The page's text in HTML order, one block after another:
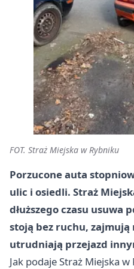
FOT. Straż Miejska w Rybniku
Porzucone auta
ulic i osiedli. Straż
dłuższego czasu usuwa
stoją bez ruchu,
utrudniają przejazd
Jak podaje Straż Miejska